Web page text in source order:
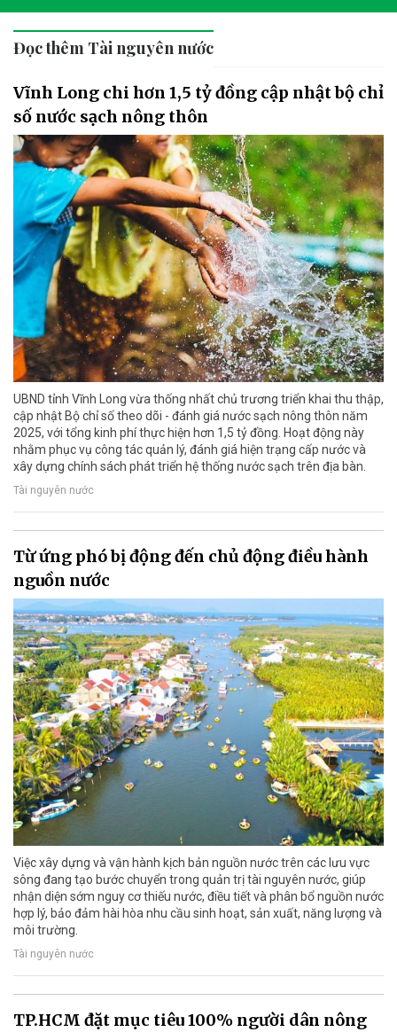
Đọc thêm Tài nguyên nước
Vĩnh Long chi hơn 1,5 tỷ đồng cập nhật bộ chỉ
số nước sạch nông thôn
UBND tỉnh Vĩnh Long vừa thống nhất chủ trương triển khai thu thập,
cập nhật Bộ chỉ số theo dõi - đánh giá nước sạch nông thôn năm
2025, với tổng kinh phí thực hiện hơn 1,5 tỷ đồng. Hoạt động này
nhằm phục vụ công tác quản lý, đánh giá hiện trạng cấp nước và
xây dựng chính sách phát triển hệ thống nước sạch trên địa bàn.
Tài nguyên nước
Từ ứng phó bị động đến chủ động điều hành
nguồn nước
Việc xây dựng và vận hành kịch bản nguồn nước trên các lưu vực
sông đang tạo bước chuyển trong quản trị tài nguyên nước, giúp
nhận diện sớm nguy cơ thiếu nước, điều tiết và phân bổ nguồn nước
hợp lý, bảo đảm hài hòa nhu cầu sinh hoạt, sản xuất, năng lượng và
môi trường.
Tài nguyên nước
TP.HCM đặt mục tiêu 100% người dân nông